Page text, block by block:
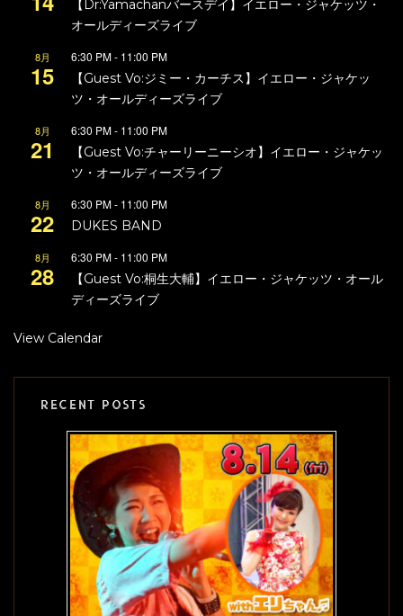
【Dr:Yamachanバースデイ】イエロー・ジャケッツ・
オールディーズライブ
8月
15
6:30 PM- 11:00 PM
【Guest Vo:ジミー・カーチス】イエロー・ジャケッ
ツ・オールディーズライブ
8月
21
6:30 PM- 11:00 PM
【Guest Vo:チャーリーニーシオ】イエロー・ジャケッ
ツ・オールディーズライブ
8月
22
6:30 PM- 11:00 PM
DUKES BAND
8月
28
6:30 PM- 11:00 PM
【Guest Vo:桐生大輔】イエロー・ジャケッツ・オール
ディーズライブ
View Calendar
RECENT POSTS